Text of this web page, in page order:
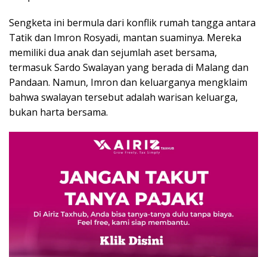
Sengketa ini bermula dari konflik rumah tangga antara
Tatik dan Imron Rosyadi, mantan suaminya. Mereka
memiliki dua anak dan sejumlah aset bersama,
termasuk Sardo Swalayan yang berada di Malang dan
Pandaan. Namun, Imron dan keluarganya mengklaim
bahwa swalayan tersebut adalah warisan keluarga,
bukan harta bersama.